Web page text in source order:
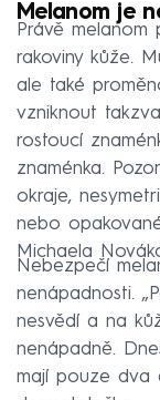
Melanom je
Právě melanom
rakoviny kůže.
ale také
vzniknout
rostoucí
znaménka.
okraje,
nebo
Michaela
Nebezpečí
nenápadnosti.
nesvědí a na
nenápadně.
mají pouze dva